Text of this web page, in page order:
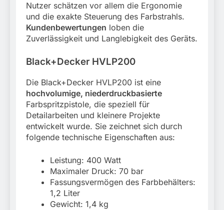
Nutzer schätzen vor allem die Ergonomie
und die exakte Steuerung des Farbstrahls.
Kundenbewertungen loben die
Zuverlässigkeit und Langlebigkeit des Geräts.
Black+Decker HVLP200
Die Black+Decker HVLP200 ist eine
hochvolumige, niederdruckbasierte
Farbspritzpistole, die speziell für
Detailarbeiten und kleinere Projekte
entwickelt wurde. Sie zeichnet sich durch
folgende technische Eigenschaften aus:
Leistung: 400 Watt
Maximaler Druck: 70 bar
Fassungsvermögen des Farbbehälters:
1,2 Liter
Gewicht: 1,4 kg